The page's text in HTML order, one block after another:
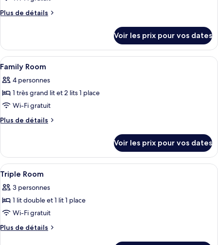
jumeaux
ce
chambre :
Double
Room
With
Terrace
Plus de détails
Plus
le
type
de
chambre
Double
Room
Terrace
Voir les prix pour vos dates
Afficher
toutes
les
photos
pour
ce
chambre :
Family
Room
1 chambre, minibar, coffres-forts dans
14
Family Room
4 personnes
1 très grand lit et 2 lits 1 place
Wi-Fi gratuit
Plus de détails
Plus
le
type
de
chambre
Family
Room
Voir les prix pour vos dates
Afficher
toutes
les
photos
pour
ce
1 chambre, minibar, coffres-forts dans
5
Triple Room
3 personnes
1 lit double et 1 lit 1 place
Wi-Fi gratuit
Plus de détails
Plus